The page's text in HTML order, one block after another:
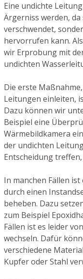
Eine undichte
Ärgerniss werden,
verschwendet,
hervorrufen kann.
wir Erprobung mit
undichten
Die erste
Leitungen einleiten,
Dazu können wir
Beispiel eine
Wärmebildkamera
der undichten
Entscheidung
In manchen Fällen
durch einen
beheben. Dazu
zum Beispiel
Fällen ist es leider
wechseln. Dafür
verschiedene
Kupfer oder Stahl